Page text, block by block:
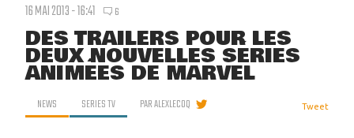
16 MAI 2013 - 16:41 6
DES TRAILERS POUR LES
DEUX NOUVELLES SÉRIES
ANIMÉES DE MARVEL
NEWS SERIES TV PARALEXLECOQ Tweet